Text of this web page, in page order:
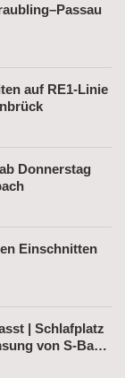
auf RE1-Linie
Donnerstag
Einschnitten
| Schlafplatz
von S-Bahn